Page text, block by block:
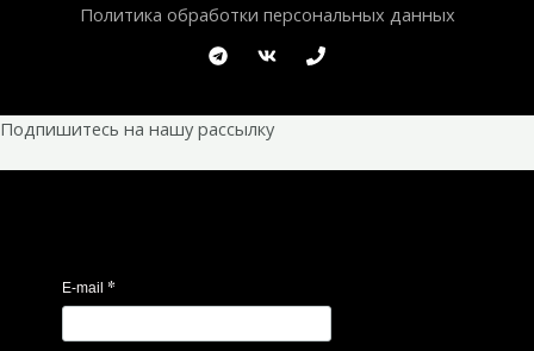
Политика обработки персональных данных
Подпишитесь на нашу рассылку
E-mail *